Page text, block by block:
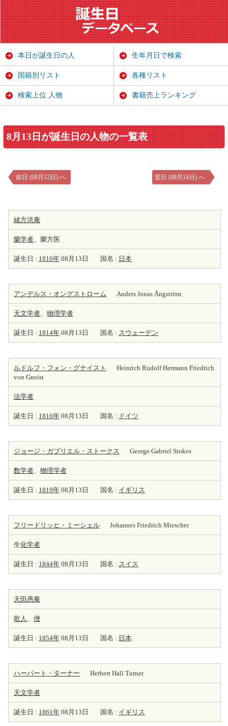
8月13日が誕生日の人物の一覧表
前日 (08月12日) へ 翌日 (08月14日) へ
緒方洪庵
蘭学者、蘭方医
誕生日 : 1810年 08月13日 国名 : 日本
アンデルス・オングストローム Anders Jonas Ångström
天文学者、 物理学者
誕生日 : 1814年 08月13日 国名 : スウェーデン
ルドルフ・フォン・グナイスト
Heinrich Rudolf Hermann Friedrich
von Gneist
法学者
誕生日 : 1816年 08月13日 国名 : ドイツ
ジョージ・ガブリエル・ストークス George Gabriel Stokes
数学者、 物理学者
誕生日 : 1819年 08月13日 国名 : イギリス
フリードリッヒ・ミーシェル Johannes Friedrich Miescher
生化学者
誕生日 : 1844年 08月13日 国名 : スイス
天田愚庵
歌人 、 僧
誕生日 : 1854年 08月13日 国名 : 日本
ハーバート・ターナー Herbert Hall Turner
天文学者
誕生日 : 1861年 08月13日 国名 : イギリス
本日が誕生日の人 生年月日で検索
国籍別リスト 各種リスト
検索上位 人物 書籍売上ランキング